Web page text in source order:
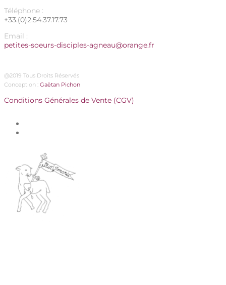
Téléphone :
+33.(0)2.54.37.17.73
Email :
petites-soeurs-disciples-agneau@orange.fr
@2019 Tous Droits Réservés
Conception : Gaëtan Pichon
Conditions Générales de Vente (CGV)